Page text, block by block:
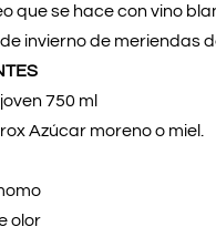
que se hace con vino
invierno de meriendas
750 ml
Azúcar moreno o miel.
olor